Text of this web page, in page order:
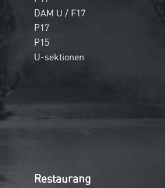
DAM U / F17
P17
P15
U-sektionen
Restaurang